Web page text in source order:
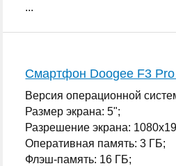
...
Смартфон Doogee F3
Версия операционной
Размер экрана: 5";
Разрешение экрана:
Оперативная память: 3 ГБ;
Флэш-память: 16 ГБ;